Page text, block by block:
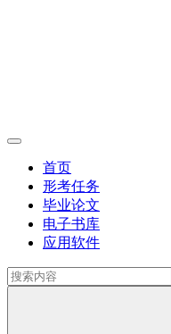
首页
形考任务
毕业论文
电子书库
应用软件